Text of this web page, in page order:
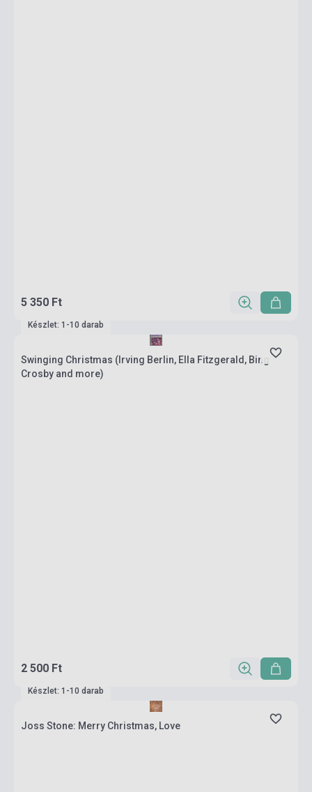
5 350 Ft
Készlet: 1-10 darab
Swinging Christmas (Irving Berlin, Ella Fitzgerald, Bing
Crosby and more)
2 500 Ft
Készlet: 1-10 darab
Joss Stone: Merry Christmas, Love